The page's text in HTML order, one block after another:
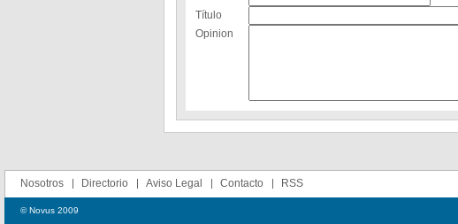
Título
Opinion
Nosotros Directorio Aviso Legal Contacto RSS
© Novus 2009